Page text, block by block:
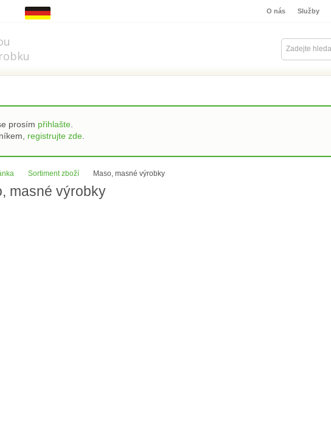
prosím přihlašte.
registrujte zde.
Sortiment zboží Maso, masné výrobky
masné výrobky
O nás Služby